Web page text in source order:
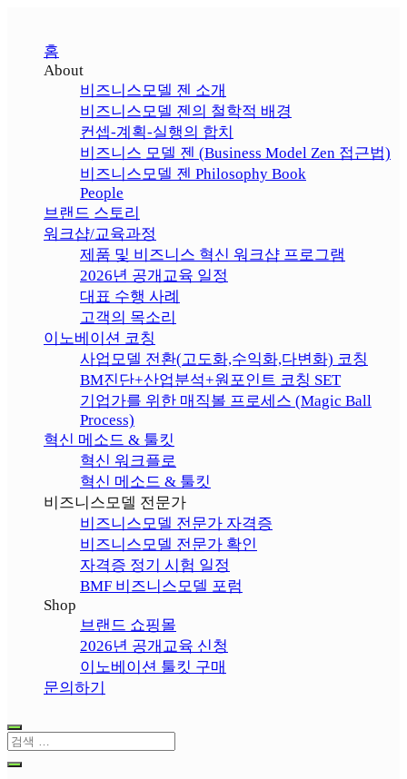
홈
About
비즈니스모델 젠 소개
비즈니스모델 젠의 철학적 배경
컨셉-계획-실행의 합치
비즈니스 모델 젠 (Business Model Zen 접근법)
비즈니스모델 젠 Philosophy Book
People
브랜드 스토리
워크샵/교육과정
제품 및 비즈니스 혁신 워크샵 프로그램
2026년 공개교육 일정
대표 수행 사례
고객의 목소리
이노베이션 코칭
사업모델 전환(고도화,수익화,다변화) 코칭
BM진단+산업분석+원포인트 코칭 SET
기업가를 위한 매직볼 프로세스 (Magic Ball
Process)
혁신 메소드 & 툴킷
혁신 워크플로
혁신 메소드 & 툴킷
비즈니스모델 전문가
비즈니스모델 전문가 자격증
비즈니스모델 전문가 확인
자격증 정기 시험 일정
BMF 비즈니스모델 포럼
Shop
브랜드 쇼핑몰
2026년 공개교육 신청
이노베이션 툴킷 구매
문의하기